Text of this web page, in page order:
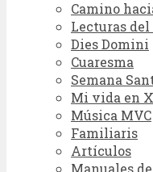
Camino
Lecturas del
Dies Domini
Cuaresma
Semana
Mi vida en
Música MVC
Familiaris
Artículos
Manuales